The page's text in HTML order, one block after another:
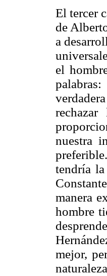
El tercer
de
a
el
nuestra
tendría
manera
hombre
mejor,